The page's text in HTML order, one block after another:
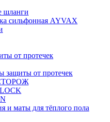
шланги
сильфонная AYVAX
от протечек
защиты от протечек
и маты для тёплого пола